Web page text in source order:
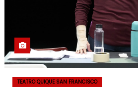
TEATRO QUIQUE SAN FRANCISCO